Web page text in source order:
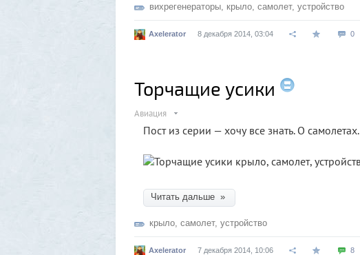
вихрегенераторы, крыло, самолет, устройство
Axelerator 8 декабря 2014, 03:04 0
Торчащие усики
Авиация
Пост из серии — хочу все знать. О самолетах.
Читать дальше »
крыло, самолет, устройство
Axelerator 7 декабря 2014, 10:06 8